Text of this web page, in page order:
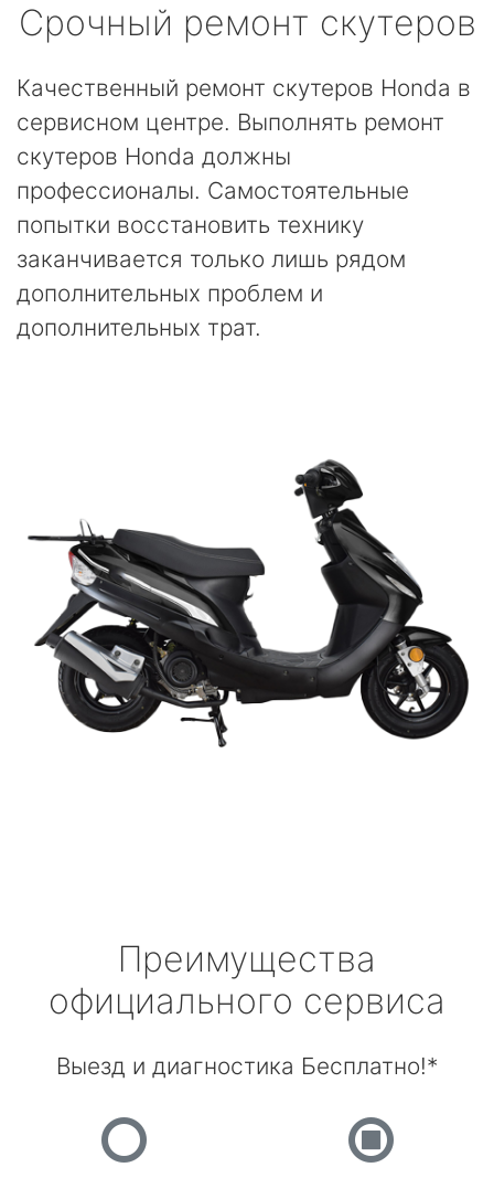
Срочный ремонт скутеров
Качественный ремонт скутеров Honda в
сервисном центре. Выполнять ремонт
скутеров Honda должны
профессионалы. Самостоятельные
попытки восстановить технику
заканчивается только лишь рядом
дополнительных проблем и
дополнительных трат.
Преимущества
официального сервиса
Выезд и диагностика Бесплатно!*